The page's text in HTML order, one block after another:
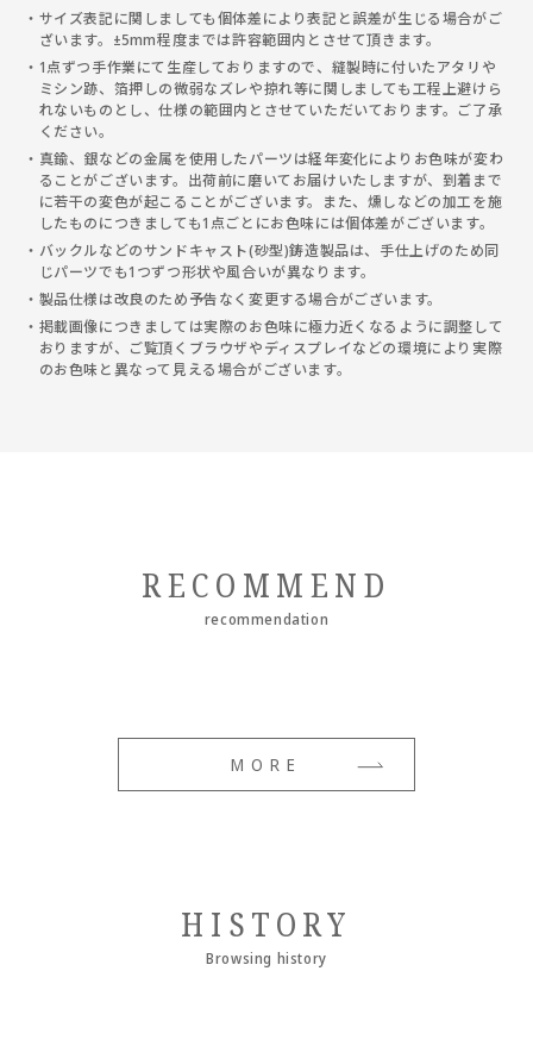
サイズ表記に関しましても個体差により表記と誤差が生じる場合がご
ざいます。±5mm程度までは許容範囲内とさせて頂きます。
1点ずつ手作業にて生産しておりますので、縫製時に付いたアタリや
ミシン跡、箔押しの微弱なズレや掠れ等に関しましても工程上避けら
れないものとし、仕様の範囲内とさせていただいております。ご了承
ください。
真鍮、銀などの金属を使用したパーツは経年変化によりお色味が変わ
ることがございます。出荷前に磨いてお届けいたしますが、到着まで
に若干の変色が起こることがございます。また、燻しなどの加工を施
したものにつきましても1点ごとにお色味には個体差がございます。
バックルなどのサンドキャスト(砂型)鋳造製品は、手仕上げのため同
じパーツでも1つずつ形状や風合いが異なります。
製品仕様は改良のため予告なく変更する場合がございます。
掲載画像につきましては実際のお色味に極力近くなるように調整して
おりますが、ご覧頂くブラウザやディスプレイなどの環境により実際
のお色味と異なって見える場合がございます。
RECOMMEND
recommendation
MORE
HISTORY
Browsing history